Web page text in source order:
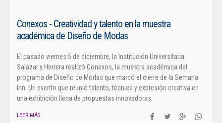
Conexos - Creatividad y talento en la muestra
académica de Diseño de Modas
El pasado viernes 5 de diciembre, la Institución Universitaria
Salazar y Herrera realizó Conexos, la muestra académica del
programa de Diseño de Modas que marcó el cierre de la Semana
Inn. Un evento que reunió talento, técnica y expresión creativa en
una exhibición llena de propuestas innovadoras.
LEER MÁS